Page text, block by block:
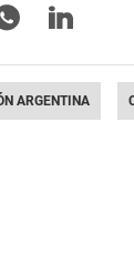
ARGENTINA